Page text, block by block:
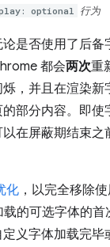
optional
行为
是否使用了后备
都会两次重
，并且在渲染新
部分内容。即使
在屏蔽期结束之
化 ，以完全移除
载的可选字体的首
义字体加载完毕